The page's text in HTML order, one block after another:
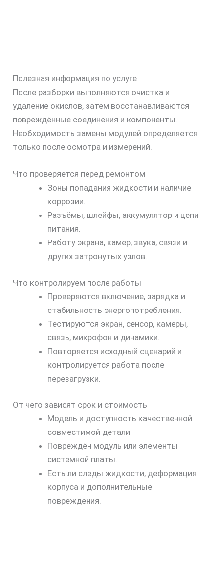
Полезная информация по услуге
После разборки выполняются очистка и
удаление окислов, затем восстанавливаются
повреждённые соединения и компоненты.
Необходимость замены модулей определяется
только после осмотра и измерений.
Что проверяется перед ремонтом
Зоны попадания жидкости и наличие
коррозии.
Разъёмы, шлейфы, аккумулятор и цепи
питания.
Работу экрана, камер, звука, связи и
других затронутых узлов.
Что контролируем после работы
Проверяются включение, зарядка и
стабильность энергопотребления.
Тестируются экран, сенсор, камеры,
связь, микрофон и динамики.
Повторяется исходный сценарий и
контролируется работа после
перезагрузки.
От чего зависят срок и стоимость
Модель и доступность качественной
совместимой детали.
Повреждён модуль или элементы
системной платы.
Есть ли следы жидкости, деформация
корпуса и дополнительные
повреждения.